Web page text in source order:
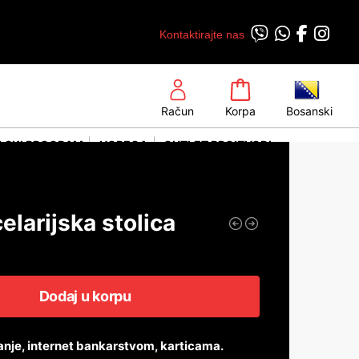
Kontaktirajte nas
Račun Korpa Bosanski
PROGRAM HORECA OUTLET PROIZVODI
stolica
Dodaj u korpu
internet bankarstvom, karticama.